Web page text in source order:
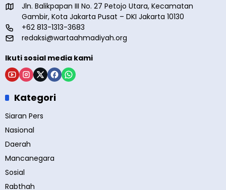
Jln. Balikpapan III No. 27 Petojo Utara, Kecamatan
Gambir, Kota Jakarta Pusat – DKI Jakarta 10130
+62 813-1313-3683
redaksi@wartaahmadiyah.org
Ikuti sosial media kami
Kategori
Siaran Pers
Nasional
Daerah
Mancanegara
Sosial
Rabthah